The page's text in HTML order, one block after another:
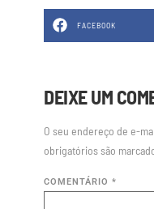
FACEBOOK
DEIXE UM
O seu endereço de e-
obrigatórios são
COMENTÁRIO *